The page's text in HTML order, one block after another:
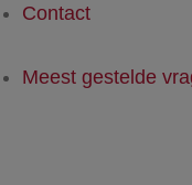
Contact
Meest gestelde